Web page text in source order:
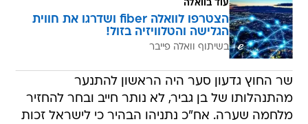
עוד בוואלה
הצטרפו לוואלה fiber ושדרגו את חווית
הגלישה והטלוויזיה בזול!
בשיתוף וואלה פייבר
שר החוץ גדעון סער היה הראשון להתנער
מהתנהלותו של בן גביר, לא נותר חייב ובחר להחזיר
מלחמה שערה. אח"כ נתניהו הבהיר כי לישראל זכות